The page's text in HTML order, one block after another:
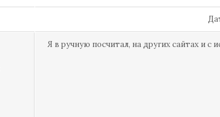
Я в ручную посчитал, на других сайтах и с